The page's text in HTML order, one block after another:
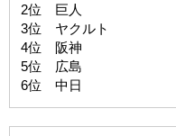
2位 巨人
3位 ヤクルト
4位 阪神
5位 広島
6位 中日